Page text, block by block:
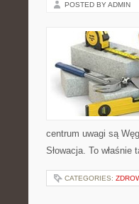
POSTED BY ADMIN
centrum uwagi są
Słowacja. To
CATEGORIES: